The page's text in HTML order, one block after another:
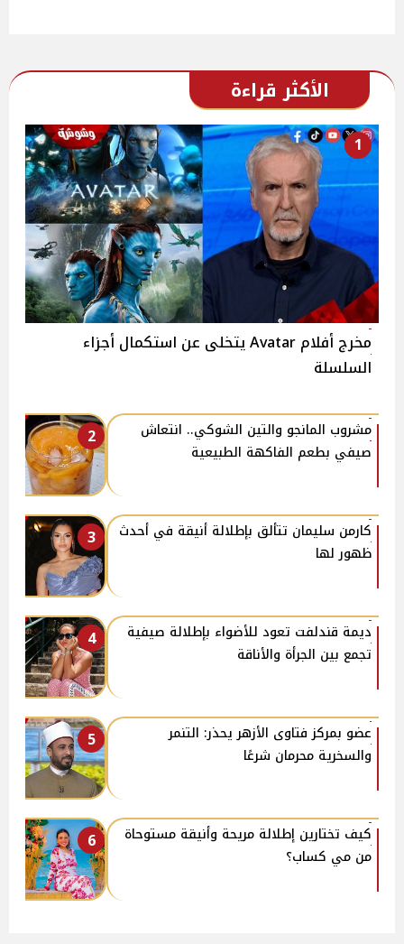
الأكثر قراءة
1
مخرج أفلام Avatar يتخلى عن استكمال أجزاء
السلسلة
2
مشروب المانجو والتين الشوكي.. انتعاش
صيفي بطعم الفاكهة الطبيعية
3
كارمن سليمان تتألق بإطلالة أنيقة في أحدث
ظهور لها
4
ديمة قندلفت تعود للأضواء بإطلالة صيفية
تجمع بين الجرأة والأناقة
5
عضو بمركز فتاوى الأزهر يحذر: التنمر
والسخرية محرمان شرعًا
6
كيف تختارين إطلالة مريحة وأنيقة مستوحاة
من مي كساب؟